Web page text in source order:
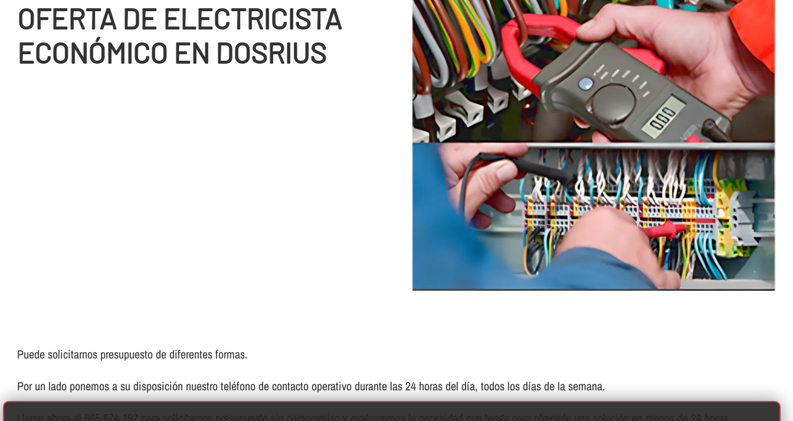
OFERTA DE ELECTRICISTA
ECONÓMICO EN DOSRIUS
Puede solicitarnos presupuesto de diferentes formas.
Por un lado ponemos a su disposición nuestro teléfono de contacto operativo durante las 24 horas del dí­a, todos los dí­as de la semana.